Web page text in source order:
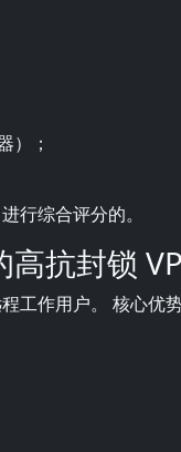
）；
行综合评分的。
高抗封锁
工作用户。 核心优